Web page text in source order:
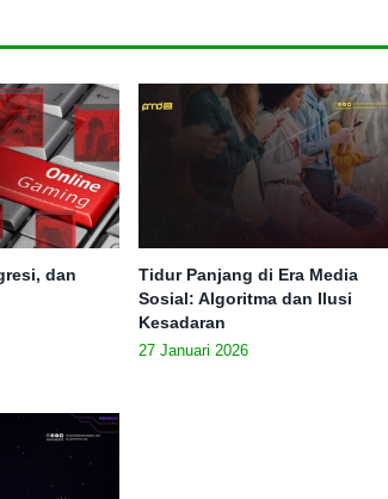
dan
Tidur Panjang di Era Media
Sosial: Algoritma dan Ilusi
Kesadaran
27 Januari 2026